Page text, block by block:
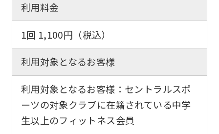
利用料金
1回 1,100円（税込）
利用対象となるお客様
利用対象となるお客様：セントラルスポ
ーツの対象クラブに在籍されている中学
生以上のフィットネス会員